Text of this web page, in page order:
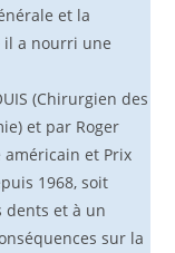
et la
il a nourri une
(Chirurgien des
et par Roger
américain et Prix
1968, soit
dents et à un
sur la